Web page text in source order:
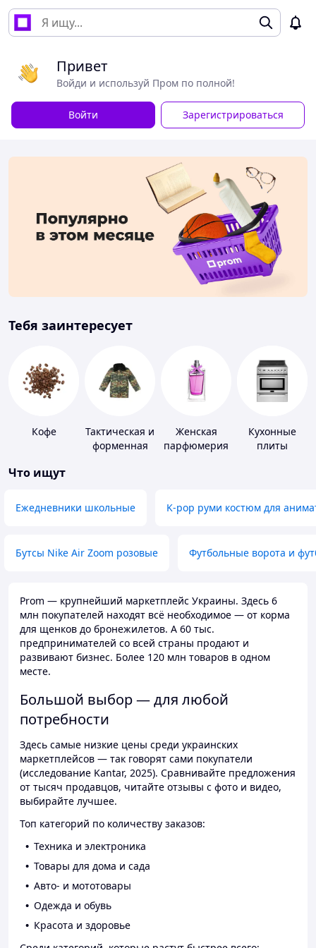
Привет
Войди и используй Пром по полной!
Войти Зарегистрироваться
Тебя заинтересует
Кофе
Тактическая и
форменная
Женская
парфюмерия
Кухонные
плиты
Что ищут
Ежедневники школьные K-pop руми костюм для
Бутсы Nike Air Zoom розовые Футбольные ворота и
Prom — крупнейший маркетплейс Украины. Здесь 6
млн покупателей находят всё необходимое — от корма
для щенков до бронежилетов. А 60 тыс.
предпринимателей со всей страны продают и
развивают бизнес. Более 120 млн товаров в одном
месте.
Большой выбор — для любой
потребности
Здесь самые низкие цены среди украинских
маркетплейсов — так говорят сами покупатели
(исследование Kantar, 2025). Сравнивайте предложения
от тысяч продавцов, читайте отзывы с фото и видео,
выбирайте лучшее.
Топ категорий по количеству заказов:
Техника и электроника
Товары для дома и сада
Авто- и мототовары
Одежда и обувь
Красота и здоровье